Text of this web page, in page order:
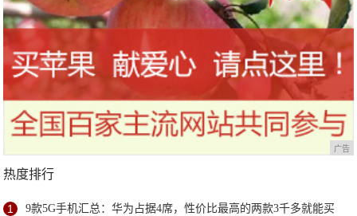
广告
热度排行
1 9款5G手机汇总：华为占据4席，性价比最高的两款3千多就能买